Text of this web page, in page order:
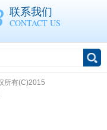
联系我们
CONTACT US
所有(C)2015